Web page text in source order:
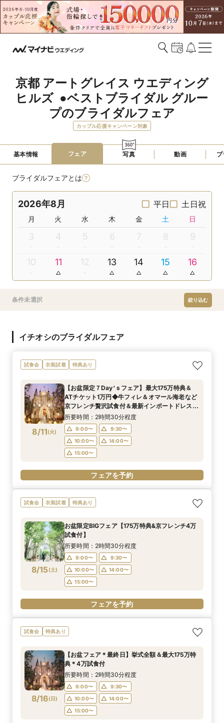
京都 アートグレイス ウエディング
ヒルズ  ●ベストブライダル グルー
プのブライダルフェア
カップル応援キャンペーン対象
基本情報 フェア 写真 動画
ブライダルフェアとは
2026年8月 平日 土日祝
月 火 水 木 金 土 日
3 4 5 6 7 8 9
10 11 12 13 14 15 16
条件未選択 絞り込む
イチオシのブライダルフェア
試食会 衣装試着 特典あり
8/11(火)
【お盆限定７Day‘ｓフェア】最大175万特典＆
ATチケット1万円◆牛フィレ＆オマール海老など
京フレンチ贅沢試食付＆最新インポートドレス展
示付きBIGフェア
所要時間：2時間30分程度
9:00〜
9:30〜
10:00〜
14:00〜
15:00〜
フェアを予約
試食会 衣装試着 特典あり
8/15(土)
お盆限定BIGフェア【175万特典&京フレンチ4万
試食付】
所要時間：2時間30分程度
9:00〜
9:30〜
10:00〜
14:00〜
15:00〜
フェアを予約
試食会 特典あり
8/16(日)
【お盆フェア＊最終日】挙式全額＆最大175万特
典＊4万試食付
所要時間：2時間30分程度
9:00〜
9:30〜
10:00〜
14:00〜
15:00〜